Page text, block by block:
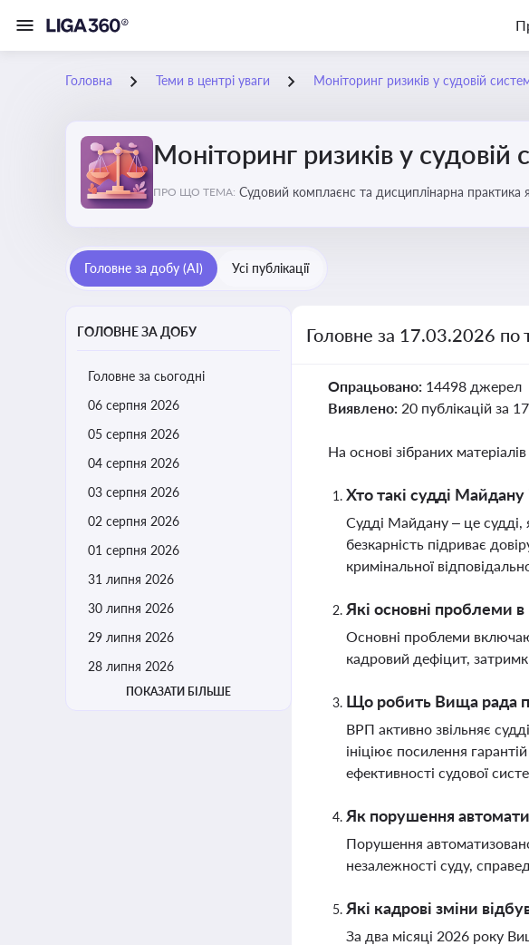
Головна Теми в центрі уваги Моніторинг ризиків у судовій
Моніторинг ризиків у судовій
ПРО ЩО ТЕМА: Судовий комплаєнс та дисциплінарна практика
Головне за добу (AI) Усі публікації
ГОЛОВНЕ ЗА ДОБУ
Головне за сьогодні
06 серпня 2026
05 серпня 2026
04 серпня 2026
03 серпня 2026
02 серпня 2026
01 серпня 2026
31 липня 2026
30 липня 2026
29 липня 2026
28 липня 2026
ПОКАЗАТИ БІЛЬШЕ
Головне за 17.03.2026 по
Опрацьовано: 14498 джерел
Виявлено: 20 публікацій за
На основі зібраних
Хто такі судді
Судді Майдану – це судді,
безкарність підриває
кримінальної
Які основні проблеми
Основні проблеми
кадровий дефіцит,
Що робить Вища рада
ВРП активно звільняє
ініціює посилення
ефективності судової
Як порушення
Порушення
незалежності суду,
Які кадрові зміни
За два місяці 2026 року